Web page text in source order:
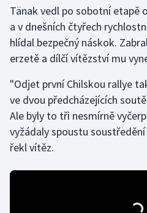
Golf
Gymnastika
Házená
Jezdectví
Judo
Krasobruslení
Tänak vedl po sobotní etapě
a v dnešních čtyřech
hlídal bezpečný náskok.
erzetě a dílčí vítězství mu
"Odjet první Chilskou rallye
ve dvou předcházejících
Ale byly to tři nesmírně
vyžádaly spoustu
řekl vítěz.